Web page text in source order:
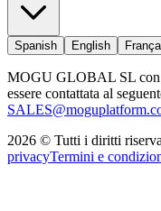
Spanish English
MOGU GLOBAL SL con
essere contattata al
2026 © Tutti i diritti
privacyTermini e